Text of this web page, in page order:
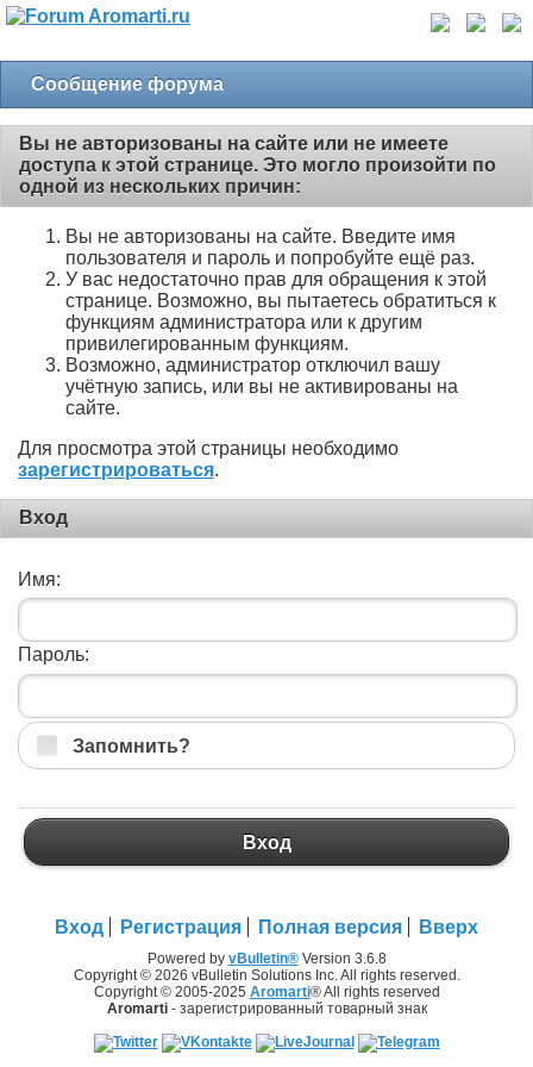
Сообщение форума
Вы не авторизованы на сайте или не имеете
доступа к этой странице. Это могло произойти по
одной из нескольких причин:
Вы не авторизованы на сайте. Введите имя
пользователя и пароль и попробуйте ещё раз.
У вас недостаточно прав для обращения к этой
странице. Возможно, вы пытаетесь обратиться к
функциям администратора или к другим
привилегированным функциям.
Возможно, администратор отключил вашу
учётную запись, или вы не активированы на
сайте.
Для просмотра этой страницы необходимо
зарегистрироваться.
Вход
Имя:
Пароль:
Запомнить?
Вход
Вход Регистрация Полная версия Вверх
Powered by vBulletin®Version 3.6.8
Copyright © 2026 vBulletin Solutions Inc. All rights reserved.
Copyright © 2005-2025 Aromarti® All rights reserved
Aromarti- зарегистрированный товарный знак